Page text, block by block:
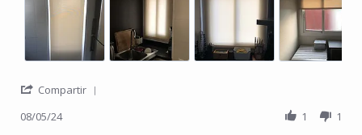
Compartir
08/05/24 1 1